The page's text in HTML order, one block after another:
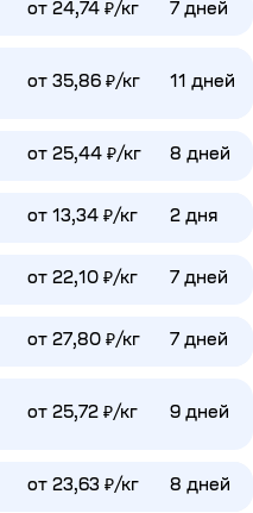
от 24,74 ₽/кг 7 дней
от 35,86 ₽/кг 11 дней
от 25,44 ₽/кг 8 дней
от 13,34 ₽/кг 2 дня
от 22,10 ₽/кг 7 дней
от 27,80 ₽/кг 7 дней
от 25,72 ₽/кг 9 дней
от 23,63 ₽/кг 8 дней